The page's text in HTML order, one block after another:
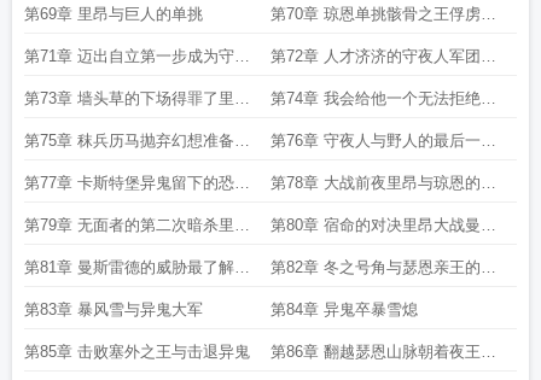
箭技能
第69章 里昂与巨人的单挑 第70章 琼恩单挑骸骨之王俘虏野
人部队
第71章 迈出自立第一步成为守夜
人军团司令
第72章 人才济济的守夜人军团里
昂的任命
第73章 墙头草的下场得罪了里昂
还想跑
第74章 我会给他一个无法拒绝的
理由
第75章 秣兵历马抛弃幻想准备战
斗
第76章 守夜人与野人的最后一战
开启
第77章 卡斯特堡异鬼留下的恐怖
图腾
第78章 大战前夜里昂与琼恩的谈
心以及足智多谋的巨人
第79章 无面者的第二次暗杀里昂
轻松拿下
第80章 宿命的对决里昂大战曼斯
雷德
第81章 曼斯雷德的威胁最了解自
己的永远是敌人
第82章 冬之号角与瑟恩亲王的臣
服
第83章 暴风雪与异鬼大军 第84章 异鬼卒暴雪熄
第85章 击败塞外之王与击退异鬼 第86章 翻越瑟恩山脉朝着夜王进